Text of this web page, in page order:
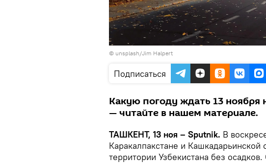
© unsplash/Jim Halpert
Подписаться
Какую погоду ждать 13 ноября
— читайте в нашем материале.
ТАШКЕНТ, 13 ноя – Sputnik. В
Каракалпакстане и Кашкадарьинской
территории Узбекистана без